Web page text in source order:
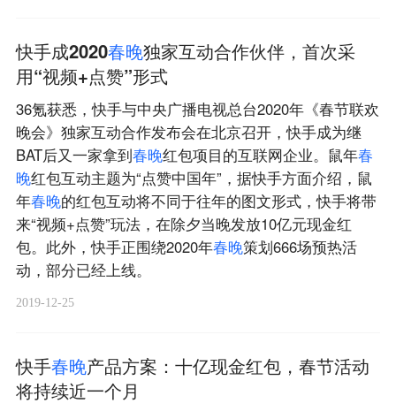
快手成2020春晚独家互动合作伙伴，首次采
用“视频+点赞”形式
36氪获悉，快手与中央广播电视总台2020年《春节联欢
晚会》独家互动合作发布会在北京召开，快手成为继
BAT后又一家拿到春晚红包项目的互联网企业。鼠年春
晚红包互动主题为“点赞中国年”，据快手方面介绍，鼠
年春晚的红包互动将不同于往年的图文形式，快手将带
来“视频+点赞”玩法，在除夕当晚发放10亿元现金红
包。此外，快手正围绕2020年春晚策划666场预热活
动，部分已经上线。
2019-12-25
快手春晚产品方案：十亿现金红包，春节活动
将持续近一个月